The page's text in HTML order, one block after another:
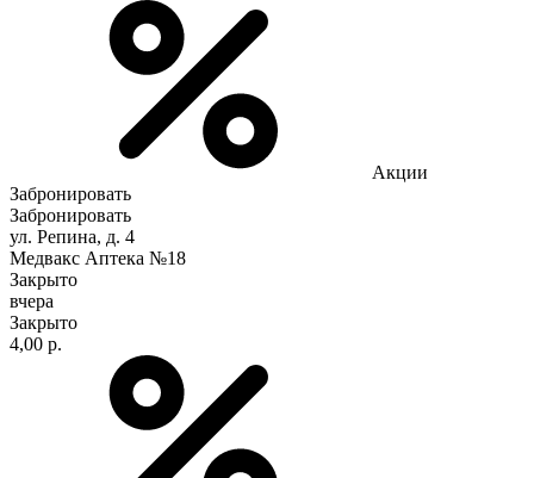
Акции
Забронировать
Забронировать
ул. Репина, д. 4
Медвакс Аптека №18
Закрыто
вчера
Закрыто
4,00 р.